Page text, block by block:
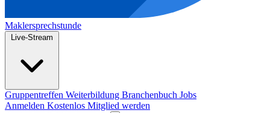
Maklersprechstunde
Live-Stream
Gruppentreffen Weiterbildung Branchenbuch Jobs
Anmelden Kostenlos Mitglied werden